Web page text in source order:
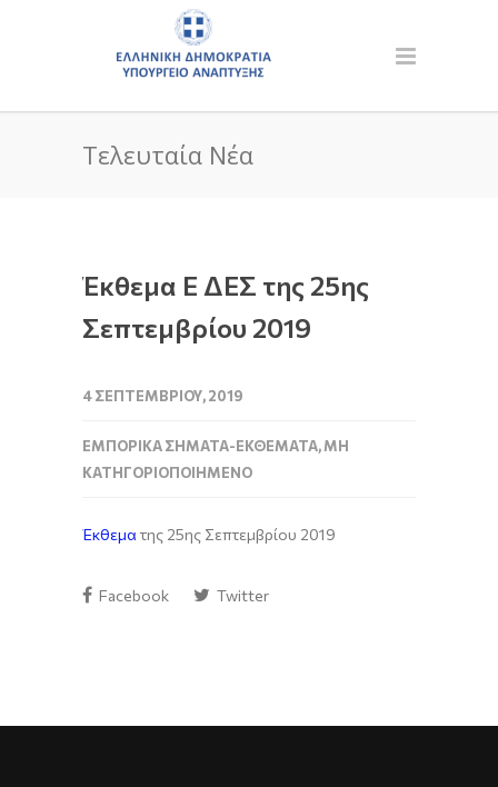
Τελευταία Νέα
Έκθεμα Ε ΔΕΣ της 25ης
Σεπτεμβρίου 2019
4 ΣΕΠΤΕΜΒΡΊΟΥ, 2019
ΕΜΠΟΡΙΚΆ ΣΉΜΑΤΑ-ΕΚΘΈΜΑΤΑ,ΜΗ
ΚΑΤΗΓΟΡΙΟΠΟΙΗΜΈΝΟ
Έκθεμα της 25ης Σεπτεμβρίου 2019
Facebook Twitter